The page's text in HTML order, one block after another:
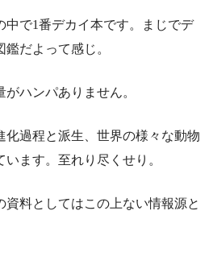
中で1番デカイ本です。まじでデ
だよって感じ。
ハンパありません。
化過程と派生、世界の様々な動物
ます。至れり尽くせり。
資料としてはこの上ない情報源と